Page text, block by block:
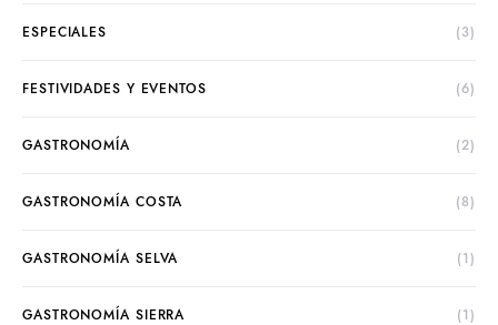
ESPECIALES (3)
FESTIVIDADES Y EVENTOS (6)
GASTRONOMÍA (2)
GASTRONOMÍA COSTA (8)
GASTRONOMÍA SELVA (1)
GASTRONOMÍA SIERRA (1)